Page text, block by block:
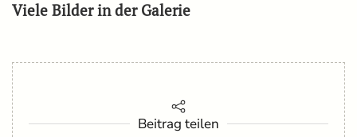
Viele Bilder in der Galerie
Beitrag teilen